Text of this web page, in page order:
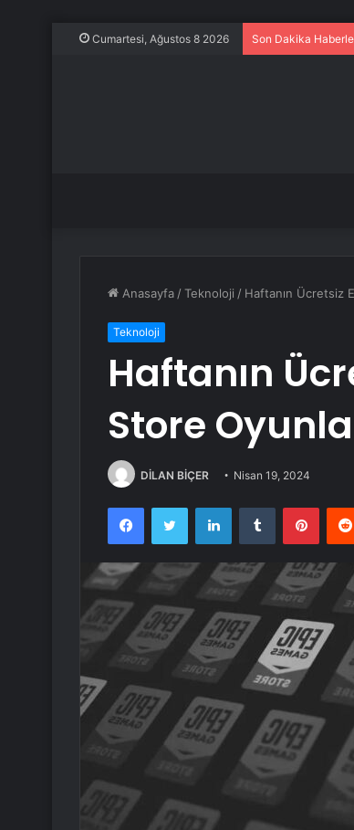
Cumartesi, Ağustos 8 2026 Son Dakika
Anasayfa /Teknoloji / Haftanın Ücretsiz
Teknoloji
Haftanın
Store
DİLAN BİÇER Nisan 19, 2024
FacebookTwitter LinkedInTumblr